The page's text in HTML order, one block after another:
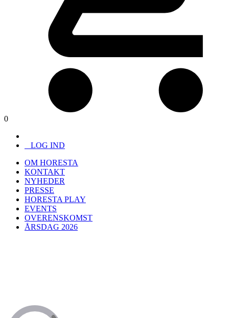
0
LOG IND
OM HORESTA
KONTAKT
NYHEDER
PRESSE
HORESTA PLAY
EVENTS
OVERENSKOMST
ÅRSDAG 2026